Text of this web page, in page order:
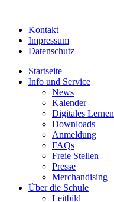
Kontakt
Impressum
Datenschutz
Startseite
Info und Service
News
Kalender
Digitales Lernen
Downloads
Anmeldung
FAQs
Freie Stellen
Presse
Merchandising
Über die Schule
Leitbild